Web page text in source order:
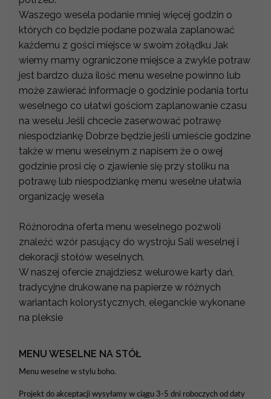
Waszego wesela podanie mniej więcej godzin o
których co będzie podane pozwala zaplanować
każdemu z gości miejsce w swoim żołądku Jak
wiemy mamy ograniczone miejsce a zwykle potraw
jest bardzo duża ilość menu weselne powinno lub
może zawierać informacje o godzinie podania tortu
weselnego co ułatwi gościom zaplanowanie czasu
na weselu Jeśli chcecie zaserwować potrawę
niespodziankę Dobrze będzie jeśli umieście godzine
także w menu weselnym z napisem że o owej
godzinie prosi cię o zjawienie się przy stoliku na
potrawę lub niespodziankę menu weselne ułatwia
organizację wesela
Różnorodna oferta menu weselnego pozwoli
znaleźć wzór pasujący do wystroju Sali weselnej i
dekoracji stołów weselnych.
W naszej ofercie znajdziesz welurowe karty dań,
tradycyjne drukowane na papierze w różnych
wariantach kolorystycznych, eleganckie wykonane
na pleksie
MENU WESELNE NA STÓŁ
Menu weselne w stylu boho.
Projekt do akceptacji wysyłamy w ciągu 3-5 dni roboczych od daty